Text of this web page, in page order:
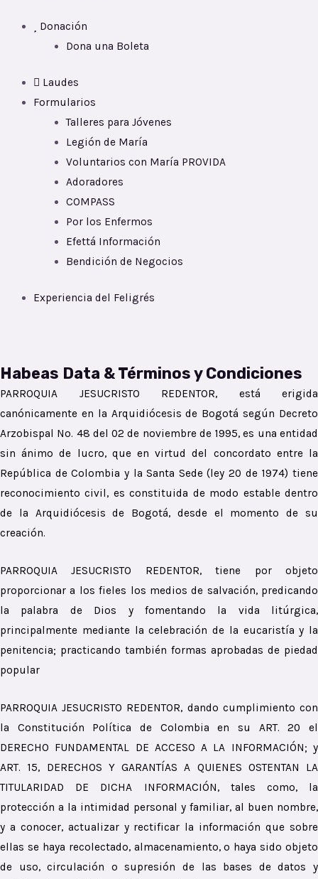
Donación
Dona una Boleta
Laudes
Formularios
Talleres para Jóvenes
Legión de María
Voluntarios con María PROVIDA
Adoradores
COMPASS
Por los Enfermos
Efettá Información
Bendición de Negocios
Experiencia del Feligrés
Habeas Data & Términos y Condiciones
PARROQUIA JESUCRISTO REDENTOR, está erigida
canónicamente en la Arquidiócesis de Bogotá según Decreto
Arzobispal No. 48 del 02 de noviembre de 1995, es una entidad
sin ánimo de lucro, que en virtud del concordato entre la
República de Colombia y la Santa Sede (ley 20 de 1974) tiene
reconocimiento civil, es constituida de modo estable dentro
de la Arquidiócesis de Bogotá, desde el momento de su
creación.
PARROQUIA JESUCRISTO REDENTOR, tiene por objeto
proporcionar a los fieles los medios de salvación, predicando
la palabra de Dios y fomentando la vida litúrgica,
principalmente mediante la celebración de la eucaristía y la
penitencia; practicando también formas aprobadas de piedad
popular
PARROQUIA JESUCRISTO REDENTOR, dando cumplimiento con
la Constitución Política de Colombia en su ART. 20 el
DERECHO FUNDAMENTAL DE ACCESO A LA INFORMACIÓN; y
ART. 15, DERECHOS Y GARANTÍAS A QUIENES OSTENTAN LA
TITULARIDAD DE DICHA INFORMACIÓN, tales como, la
protección a la intimidad personal y familiar, al buen nombre,
y a conocer, actualizar y rectificar la información que sobre
ellas se haya recolectado, almacenamiento, o haya sido objeto
de uso, circulación o supresión de las bases de datos y